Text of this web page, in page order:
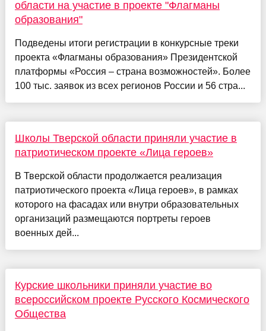
области на участие в проекте "Флагманы
образования"
Подведены итоги регистрации в конкурсные треки
проекта «Флагманы образования» Президентской
платформы «Россия – страна возможностей». Более
100 тыс. заявок из всех регионов России и 56 стра...
Школы Тверской области приняли участие в
патриотическом проекте «Лица героев»
В Тверской области продолжается реализация
патриотического проекта «Лица героев», в рамках
которого на фасадах или внутри образовательных
организаций размещаются портреты героев
военных дей...
Курские школьники приняли участие во
всероссийском проекте Русского Космического
Общества